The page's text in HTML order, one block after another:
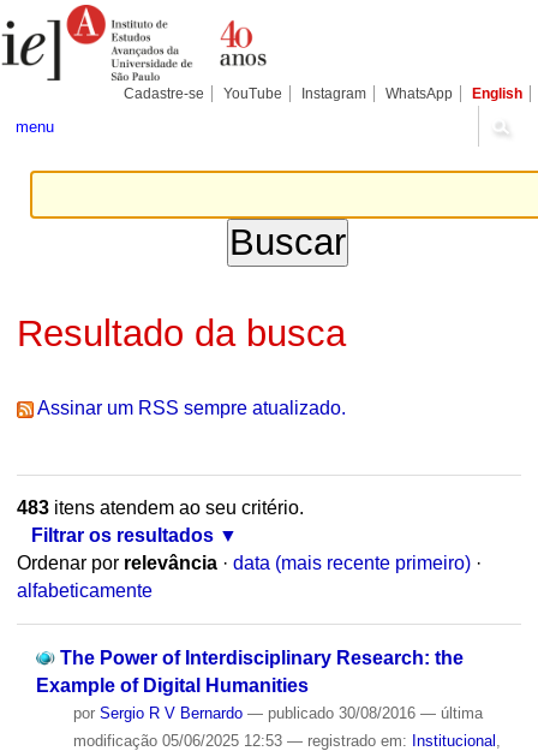
para
conteúdo.
Pessoais
Cadastre-se YouTube Instagram WhatsApp English
menu
Resultado da busca
Assinar um RSS sempre atualizado.
483itens atendem ao seu critério.
Filtrar os resultados
Ordenar por relevância · data (mais recente primeiro) ·
alfabeticamente
The Power of Interdisciplinary Research: the
Example of Digital Humanities
por Sergio R V Bernardo — publicado30/08/2016 — última
modificação05/06/2025 12:53 — registrado em: Institucional